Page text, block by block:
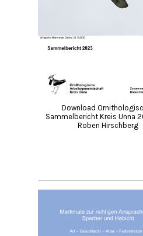
Download
Sammelbericht Kreis Unna
Roben Hirschberg